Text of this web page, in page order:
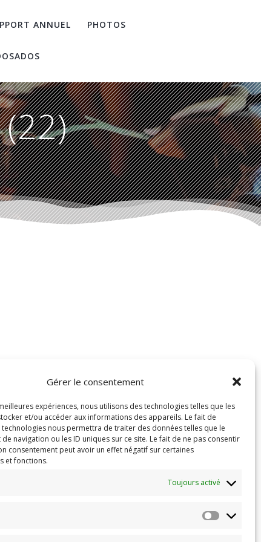
Gérer le consentement
expériences, nous utilisons des technologies telles que les
et/ou accéder aux informations des appareils. Le fait de
technologies nous permettra de traiter des données telles que le
navigation ou les ID uniques sur ce site. Le fait de ne pas consentir
consentement peut avoir un effet négatif sur certaines
et fonctions.
Toujours activé
ANNUEL PHOTOS